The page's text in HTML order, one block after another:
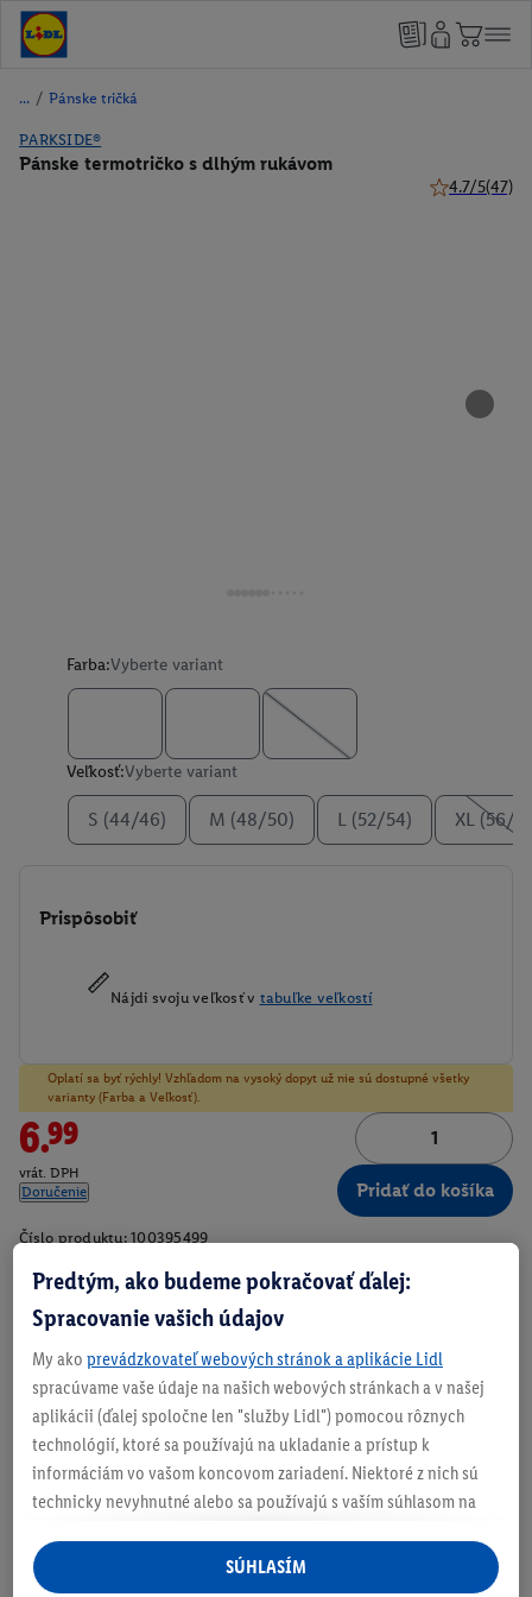
/ Pánske tričká
PARKSIDE®
Pánske termotričko s dlhým rukávom
4.7/5(47)
Farba:Vyberte variant
Veľkosť:Vyberte variant
S (44/46) M (48/50) L (52/54) XL (56/
Prispôsobiť
Nájdi svoju veľkosť v tabuľke veľkostí
Oplatí sa byť rýchly! Vzhľadom na vysoký dopyt už nie sú dostupné všetky
varianty (Farba a Veľkosť).
6.99
vrát. DPH
Doručenie
Pridať do košíka
Číslo produktu: 100395499
O produkte
Náprsné vrecko s výšivkou PARKSIDE
Pohodlné nosenie vďaka vysokému podielu bavlny
Predtým, ako budeme pokračovať ďalej:
Spracovanie vašich údajov
My ako prevádzkovateľ webových stránok a aplikácie Lidl
spracúvame vaše údaje na našich webových stránkach a v našej
aplikácii (ďalej spoločne len "služby Lidl") pomocou rôznych
technológií, ktoré sa používajú na ukladanie a prístup k
informáciám vo vašom koncovom zariadení. Niektoré z nich sú
technicky nevyhnutné alebo sa používajú s vaším súhlasom na
personalizovanú reklamu v rámci služieb Lidl aj mimo nich. Ak
ste účastníkom programu Lidl Plus, na tieto účely sa spracúvajú
SÚHLASÍM